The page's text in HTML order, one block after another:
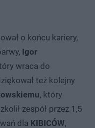
o końcu kariery,
Igor
wraca do
też kolejny
, który
zespół przez 1,5
dla KIBICÓW,